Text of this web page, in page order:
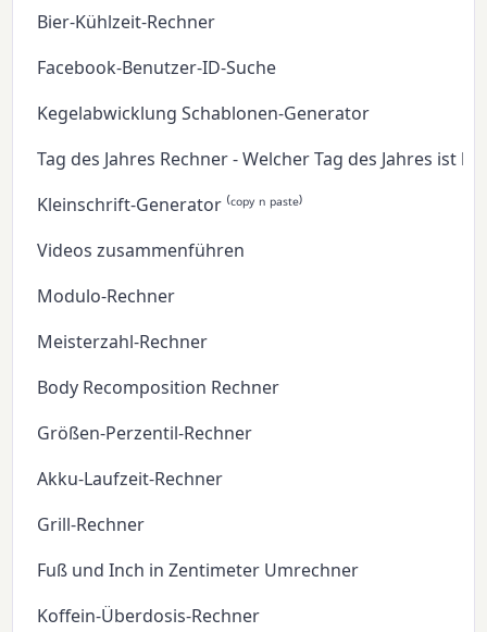
Bier-Kühlzeit-Rechner
Facebook-Benutzer-ID-Suche
Kegelabwicklung Schablonen-Generator
Tag des Jahres Rechner - Welcher Tag des Jahres ist
Kleinschrift-Generator ⁽ᶜᵒᵖʸ ⁿ ᵖᵃˢᵗᵉ⁾
Videos zusammenführen
Modulo-Rechner
Meisterzahl-Rechner
Body Recomposition Rechner
Größen-Perzentil-Rechner
Akku-Laufzeit-Rechner
Grill-Rechner
Fuß und Inch in Zentimeter Umrechner
Koffein-Überdosis-Rechner